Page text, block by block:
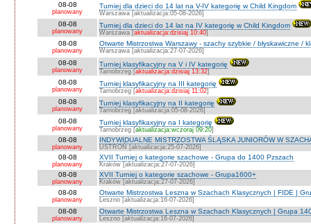
08-08
planowany
Turniej dla dzieci do 14 lat na V-IV kategorię w Child Kingdom
Warszawa [aktualizacja:05-08-2026]
08-08
planowany
Turniej dla dzieci do 14 lat na IV kategorię w Child Kingdom
Warszawa [aktualizacja:dzisiaj 10:40]
08-08
planowany
Otwarte Mistrzostwa Warszawy - szachy szybkie / błyskawiczne /
Warszawa [aktualizacja:27-07-2026]
08-08
planowany
Turniej klasyfikacyjny na V i IV kategorię
Tarnobrzeg [aktualizacja:dzisiaj 13:32]
08-08
planowany
Turniej klasyfikacyjny na III kategorię
Tarnobrzeg [aktualizacja:dzisiaj 11:02]
08-08
planowany
Turniej klasyfikacyjny na II kategorię
Tarnobrzeg [aktualizacja:05-08-2026]
08-08
planowany
Turniej klasyfikaxyjny na I kategorię
Tarnobrzeg [aktualizacja:wczoraj 09:20]
08-08
planowany
INDYWIDUALNE MISTRZOSTWA ŚLĄSKA JUNIORÓW W
USTROŃ [aktualizacja:25-07-2026]
08-08
planowany
XVII Turniej o kategorie szachowe - Grupa do 1400 Pzszach
Kraków [aktualizacja:27-07-2026]
08-08
planowany
XVII Turniej o kategorie szachowe - Grupa1600+
Kraków [aktualizacja:27-07-2026]
08-08
planowany
Otwarte Mistrzostwa Leszna w Szachach Klasycznych | FIDE |
Leszno [aktualizacja:16-07-2026]
08-08
planowany
Otwarte Mistrzostwa Leszna w Szachach Klasycznych | Grupa
Leszno [aktualizacja:16-07-2026]